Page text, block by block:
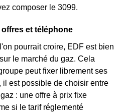
composer le 3099.
offres et téléphone
pourrait croire, EDF est bien
le marché du gaz. Cela
peut fixer librement ses
il est possible de choisir entre
: une offre à prix fixe
si le tarif réglementé